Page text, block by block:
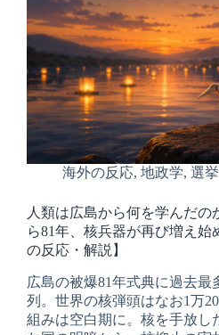
海外の反応, 地政学, 選
人類は広島から何を学んだ
ら81年、核兵器が再び増え始
の反応・解説】
広島の被爆81年式典に過去最
列。世界の核弾頭はなお1万
組みは空白期に。核を手放し